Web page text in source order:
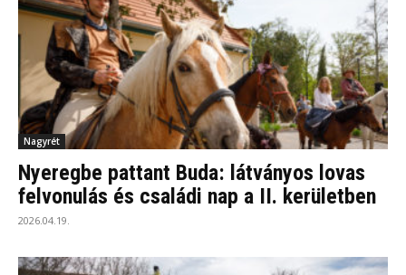
Nagyrét
Nyeregbe pattant Buda: látványos lovas
felvonulás és családi nap a II. kerületben
2026.04.19.